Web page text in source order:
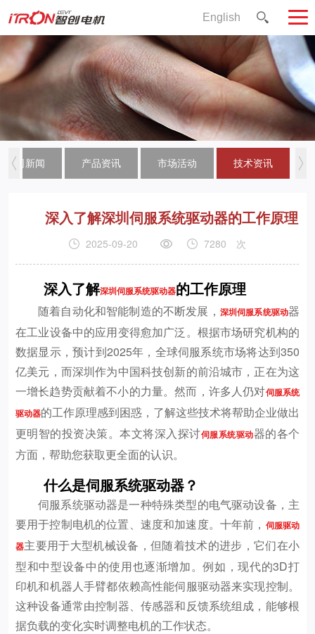
English
公司新闻 产品资讯 市场活动 技术资讯
深入了解深圳伺服系统驱动器的工作原理
2025-09-20 7280 次
深入了解深圳伺服系统驱动器的工作原理
随着自动化和智能制造的不断发展， 深圳伺服系统驱动器
在工业设备中的应用变得愈加广泛。根据市场研究机构的
数据显示，预计到2025年，全球伺服系统市场将达到350
亿美元，而深圳作为中国科技创新的前沿城市，正在为这
一增长趋势贡献着不小的力量。然而，许多人仍对伺服系统
驱动器的工作原理感到困惑，了解这些技术将帮助企业做出
更明智的投资决策。本文将深入探讨伺服系统驱动器的各个
方面，帮助您获取更全面的认识。
什么是伺服系统驱动器？
伺服系统驱动器是一种特殊类型的电气驱动设备，主
要用于控制电机的位置、速度和加速度。十年前， 伺服驱动
器主要用于大型机械设备，但随着技术的进步，它们在小
型和中型设备中的使用也逐渐增加。例如，现代的3D打
印机和机器人手臂都依赖高性能伺服驱动器来实现控制。
这种设备通常由控制器、传感器和反馈系统组成，能够根
据负载的变化实时调整电机的工作状态。